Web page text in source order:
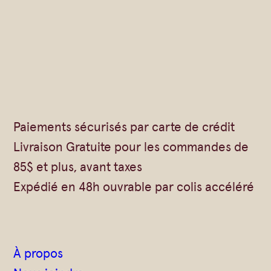
i
o
1
2
–
Paiements sécurisés par carte de crédit
Livraison Gratuite pour les commandes de
85$ et plus, avant taxes
Expédié en 48h ouvrable par colis accéléré
À propos